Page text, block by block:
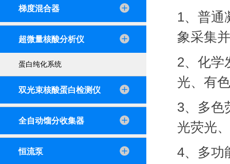
梯度混合器
超微量核酸分析仪
蛋白纯化系统
双光束核酸蛋白检测仪
全自动馏分收集器
恒流泵
1、 普通
象采集
2、 化学
光、有
3、 多色
光荧光
4、 多功